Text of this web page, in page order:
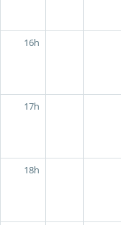
16h
17h
18h